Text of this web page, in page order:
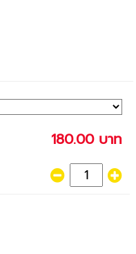
180.00 บาท